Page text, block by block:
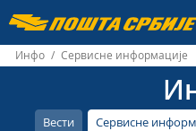
Пошта
Србије
д.о.о.
Инфо / Сервисне информације
Вести Сервисне